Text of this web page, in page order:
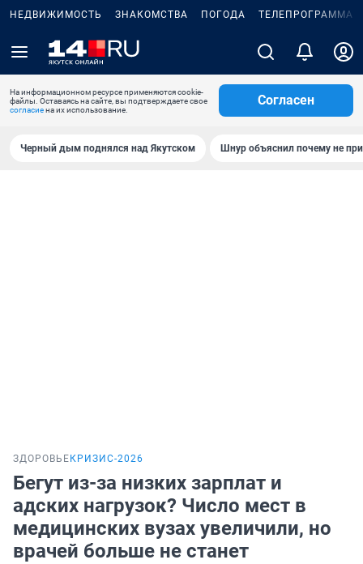
НЕДВИЖИМОСТЬ ЗНАКОМСТВА ПОГОДА ТЕЛЕПРОГРАММА
На информационном ресурсе применяются cookie-
файлы. Оставаясь на сайте, вы подтверждаете свое
согласиена их использование.
Согласен
Черный дым поднялся над Якутском Шнур объяснил почему не
ЗДОРОВЬЕ КРИЗИС-2026
Бегут из-за низких зарплат и
адских нагрузок? Число мест в
медицинских вузах увеличили, но
врачей больше не станет